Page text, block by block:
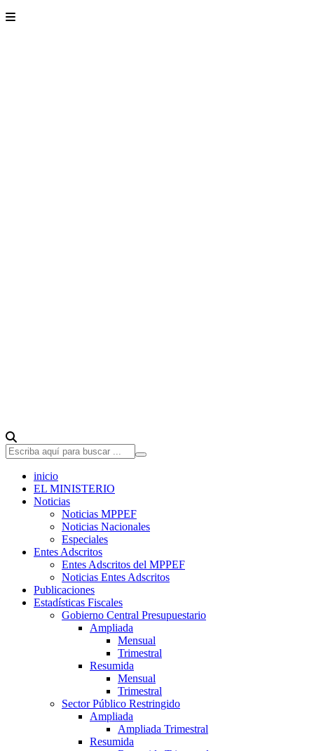
inicio
EL MINISTERIO
Noticias
Noticias MPPEF
Noticias Nacionales
Especiales
Entes Adscritos
Entes Adscritos del MPPEF
Noticias Entes Adscritos
Publicaciones
Estadísticas Fiscales
Gobierno Central Presupuestario
Ampliada
Mensual
Trimestral
Resumida
Mensual
Trimestral
Sector Público Restringido
Ampliada
Ampliada Trimestral
Resumida